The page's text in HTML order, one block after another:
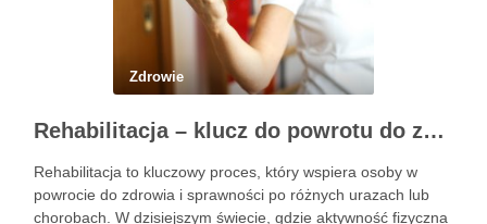
Zdrowie
Rehabilitacja – klucz do powrotu do zdrowia i sprawności w życiu codziennym
Rehabilitacja to kluczowy proces, który wspiera osoby w
powrocie do zdrowia i sprawności po różnych urazach lub
chorobach. W dzisiejszym świecie, gdzie aktywność fizyczna